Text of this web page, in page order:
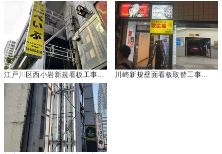
江戸川区西小岩新規看板工事... 川崎新規壁面看板取替工事...